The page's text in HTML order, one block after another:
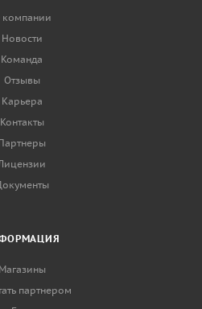
компании
Новости
Команда
Отзывы
Карьера
Контакты
Магазины
партнером